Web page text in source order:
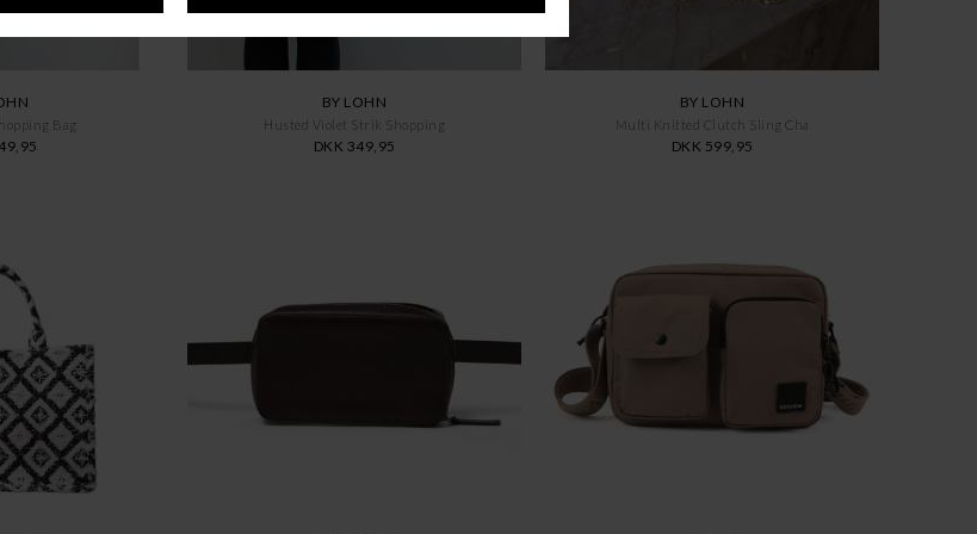
Bag
BY LOHN
Husted Violet Strik Shopping
DKK 349,95
BY LOHN
Multi Knitted Clutch Sling Cha
DKK 599,95